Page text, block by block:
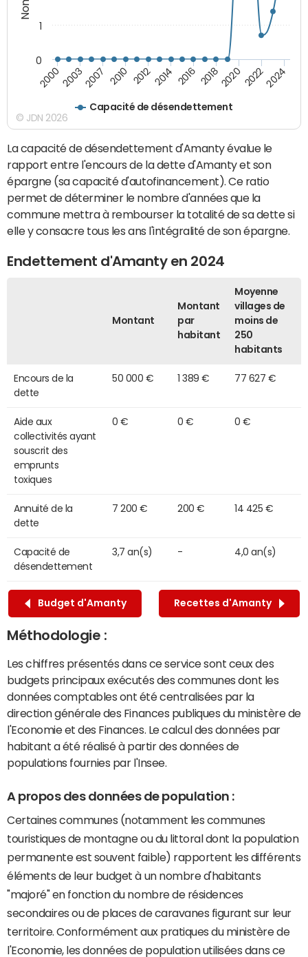
Capacité de désendettement
200020032007 2010 2012 2014 2016 20182020 20222024
0
1
© JDN 2026
La capacité de désendettement d'Amanty évalue le
rapport entre l'encours de la dette d'Amanty et son
épargne (sa capacité d'autofinancement). Ce ratio
permet de déterminer le nombre d'années que la
commune mettra à rembourser la totalité de sa dette si
elle y consacre tous les ans l'intégralité de son épargne.
Endettement d'Amanty en 2024
Montant
Montant
par
habitant
Moyenne
villages de
moins de
250
habitants
Encours de la
dette
50 000 € 1 389 € 77 627 €
Aide aux
collectivités ayant
souscrit des
emprunts
toxiques
0 € 0 € 0 €
Annuité de la
dette
7 200 € 200 € 14 425 €
Capacité de
désendettement
3,7 an(s) - 4,0 an(s)
Budget d'Amanty Recettes d'Amanty
Méthodologie :
Les chiffres présentés dans ce service sont ceux des
budgets principaux exécutés des communes dont les
données comptables ont été centralisées par la
direction générale des Finances publiques du ministère de
l'Economie et des Finances. Le calcul des données par
habitant a été réalisé à partir des données de
populations fournies par l'Insee.
A propos des données de population :
Certaines communes (notamment les communes
touristiques de montagne ou du littoral dont la population
permanente est souvent faible) rapportent les différents
éléments de leur budget à un nombre d'habitants
"majoré" en fonction du nombre de résidences
secondaires ou de places de caravanes figurant sur leur
territoire. Conformément aux pratiques du ministère de
l'Economie, les données de population utilisées dans ce